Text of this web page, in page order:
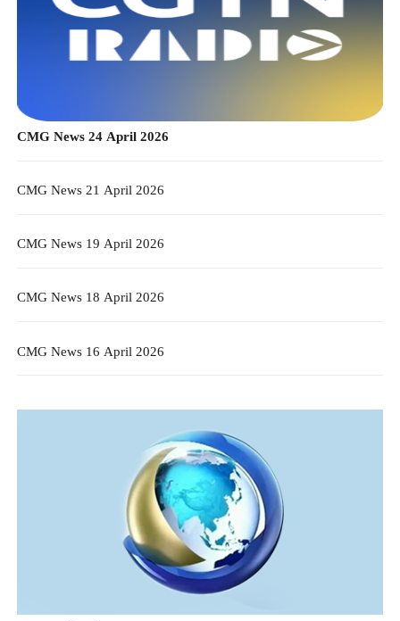
CMG News 24 April 2026
CMG News 21 April 2026
CMG News 19 April 2026
CMG News 18 April 2026
CMG News 16 April 2026